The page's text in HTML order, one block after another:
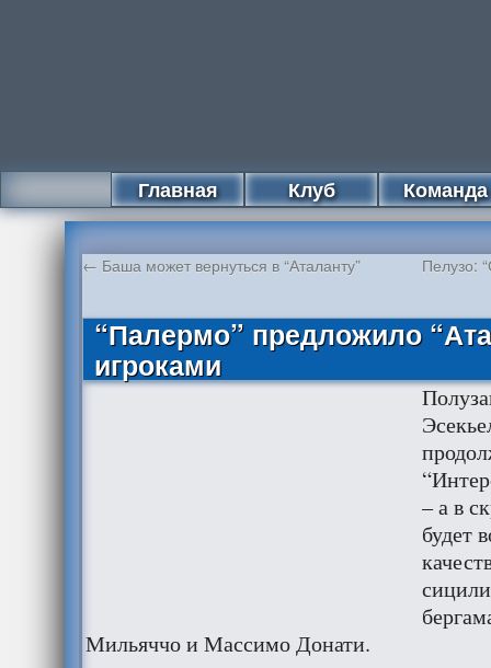
Главная Клуб Команда
← Баша может вернуться в “Аталанту” Пелузо:
“Палермо” предложило
игроками
– а в
будет
Мильяччо и Массимо Донати.